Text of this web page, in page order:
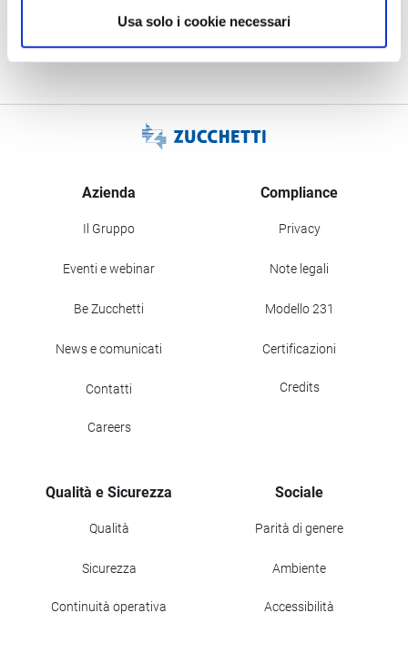
Usa solo i cookie necessari
Azienda
Il Gruppo
Eventi e webinar
Be Zucchetti
News e comunicati
Contatti
Careers
Compliance
Privacy
Note legali
Modello 231
Certificazioni
Credits
Qualità e Sicurezza
Qualità
Sicurezza
Continuità operativa
Sociale
Parità di genere
Ambiente
Accessibilità